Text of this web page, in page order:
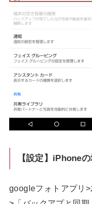
【設定】iPhone
googleフォトアプリ>